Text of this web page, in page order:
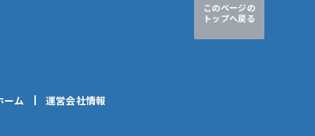
このページの
トップへ戻る
ーム 運営会社情報